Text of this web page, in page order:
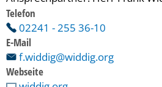
Telefon
02241 - 255 36-10
E-Mail
f.widdig@widdig.org
Webseite